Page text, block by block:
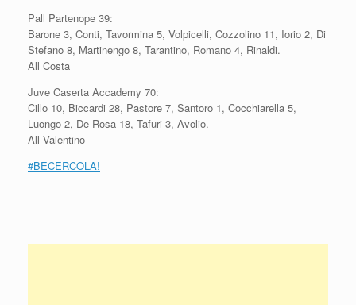
Pall Partenope 39:
Barone 3, Conti, Tavormina 5, Volpicelli, Cozzolino 11, Iorio 2, Di
Stefano 8, Martinengo 8, Tarantino, Romano 4, Rinaldi.
All Costa
Juve Caserta Accademy 70:
Cillo 10, Biccardi 28, Pastore 7, Santoro 1, Cocchiarella 5,
Luongo 2, De Rosa 18, Tafuri 3, Avolio.
All Valentino
#BECERCOLA!